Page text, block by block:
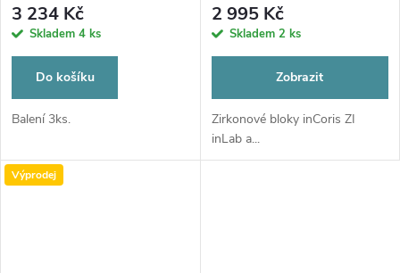
3 234 Kč
Skladem 4 ks
Do košíku
Balení 3ks.
2 995 Kč
Skladem 2 ks
Zobrazit
Zirkonové bloky inCoris ZI
inLab a...
Výprodej